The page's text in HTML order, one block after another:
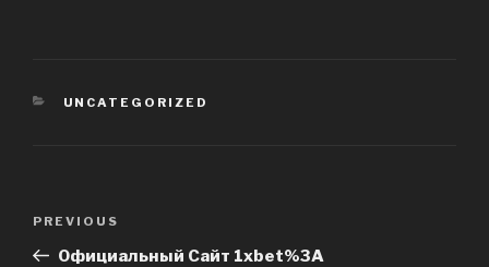
CATEGORIES
UNCATEGORIZED
Previous
Post
PREVIOUS
Официальный Сайт 1xbet%3A